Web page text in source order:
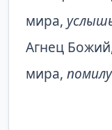
мира,
Агнец
мира,